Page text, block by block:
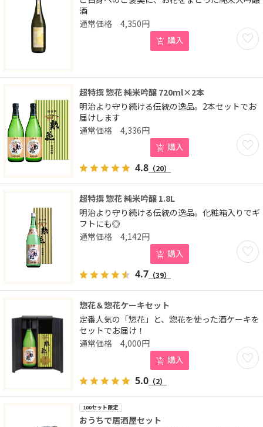
酒
お気
4,350円
購入
超特撰 惣花 純米吟醸 720ml×2本
明治より守り続ける伝統の逸品。2本セットでお
届けします
お気
4,336円
購入
4.8 （20）
超特撰 惣花 純米吟醸 1.8L
明治より守り続ける伝統の逸品。化粧箱入りでギ
フトにも◎
お気
4,142円
購入
4.7 （39）
惣花＆惣花ケーキセット
定番人気の「惣花」と、惣花を使った酒ケーキを
セットでお届け！
お気
4,000円
購入
5.0 （2）
100セット限定
おうちで居酒屋セット